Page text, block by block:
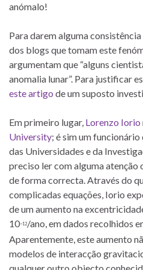
anómalo!
Para darem alguma
dos blogs que tomam este
argumentam que “alguns
anomalia lunar”. Para justificar
este artigo de um suposto
Em primeiro lugar, Lorenzo Iorio
University; é sim um
das Universidades e da
preciso ler com alguma atenção
de forma correcta. Através do
complicadas equações, Iorio
de um aumento na
10−12/ano, em dados recolhidos
Aparentemente, este aumento
modelos de interacção